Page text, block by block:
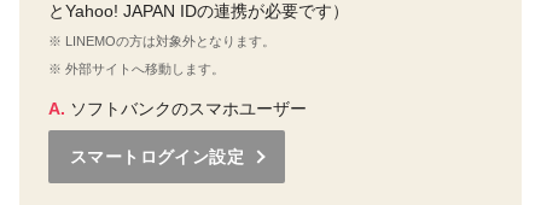
とYahoo! JAPAN IDの連携が必要です）
※ LINEMOの方は対象外となります。
※ 外部サイトへ移動します。
A. ソフトバンクのスマホユーザー
スマートログイン設定